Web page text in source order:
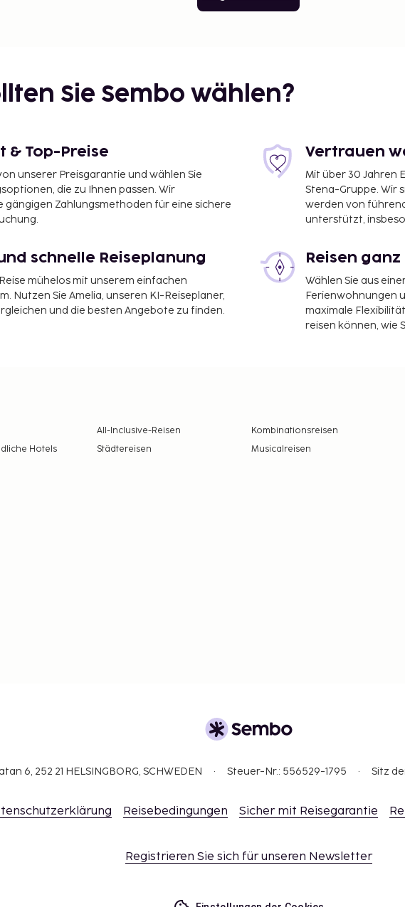
Sie Sembo wählen?
& Top-Preise
unserer Preisgarantie und wählen Sie
die zu Ihnen passen. Wir
gängigen Zahlungsmethoden für eine sichere
Vertrauen
Mit über 30 Jahren
Stena-Gruppe. Wir
werden von
unterstützt,
schnelle Reiseplanung
mühelos mit unserem einfachen
Nutzen Sie Amelia, unseren KI-Reiseplaner,
und die besten Angebote zu finden.
Reisen
Wählen Sie aus
Ferienwohnungen
maximale
reisen können, wie
All-Inclusive-Reisen Kombinationsreisen
Hotels Städtereisen Musicalreisen
6, 252 21 HELSINGBORG, SCHWEDEN Steuer-Nr.: 556529-1795 Sitz
Reisebedingungen Sicher mit Reisegarantie
Registrieren Sie sich für unseren Newsletter